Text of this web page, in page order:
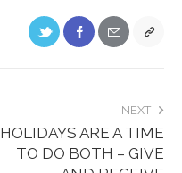
NEXT
HOLIDAYS ARE A TIME
TO DO BOTH – GIVE